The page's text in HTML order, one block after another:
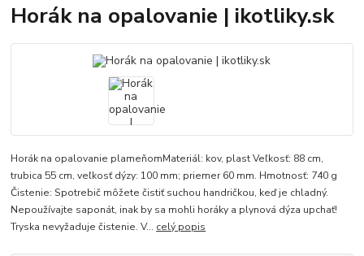
Horák na opalovanie | ikotliky.sk
Horák na opalovanie plameňomMateriál: kov, plast Veľkosť: 88 cm,
trubica 55 cm, veľkosť dýzy: 100 mm; priemer 60 mm. Hmotnosť: 740 g
Čistenie: Spotrebič môžete čistiť suchou handričkou, keď je chladný.
Nepoužívajte saponát, inak by sa mohli horáky a plynová dýza upchať!
Tryska nevyžaduje čistenie. V... celý popis